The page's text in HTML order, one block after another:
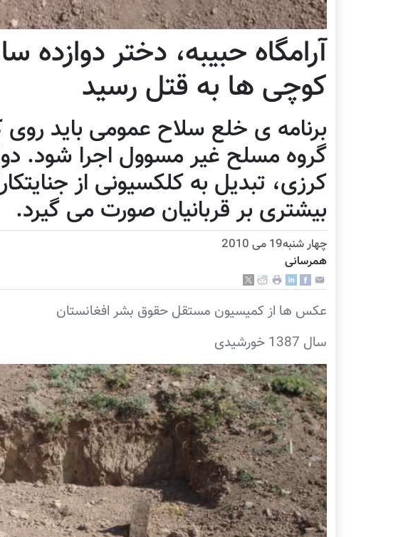
آرامگاه حبیبه، دختر دوازده
کوچی ها به قتل رسید
برنامه ی خلع سلاح عمومی باید
گروه مسلح غیر مسوول اجرا شود.
کرزی، تبدیل به کلکسیونی از
بیشتری بر قربانیان صورت می گیرد.
چهار شنبه19 می 2010
همرسانی
عکس ها از کمیسیون مستقل حقوق بشر افغانستان
سال 1387 خورشیدی